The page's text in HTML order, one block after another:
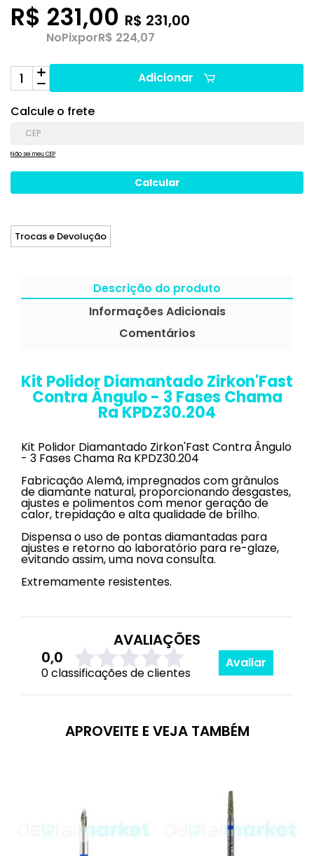
R$ 231,00 R$ 231,00
NoPixporR$ 224,07
Adicionar
Calcule o frete
Não sei meu CEP
Trocas e Devolução
Descrição do produto
Informações Adicionais
Comentários
Kit Polidor Diamantado Zirkon'Fast
Contra Ângulo - 3 Fases Chama
Ra KPDZ30.204
Kit Polidor Diamantado Zirkon'Fast Contra Ângulo
- 3 Fases Chama Ra KPDZ30.204
Fabricação Alemã, impregnados com grânulos
de diamante natural, proporcionando desgastes,
ajustes e polimentos com menor geração de
calor, trepidação e alta qualidade de brilho.
Dispensa o uso de pontas diamantadas para
ajustes e retorno ao laboratório para re-glaze,
evitando assim, uma nova consulta.
Extremamente resistentes.
AVALIAÇÕES
0,0
0 classificações de clientes
Avaliar
APROVEITE E VEJA TAMBÉM